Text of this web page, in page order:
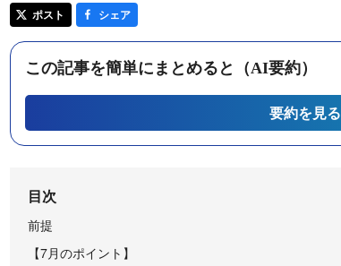
ポスト シェア
この記事を簡単にまとめると（AI要約）
要約を見る
目次
前提
【7月のポイント】